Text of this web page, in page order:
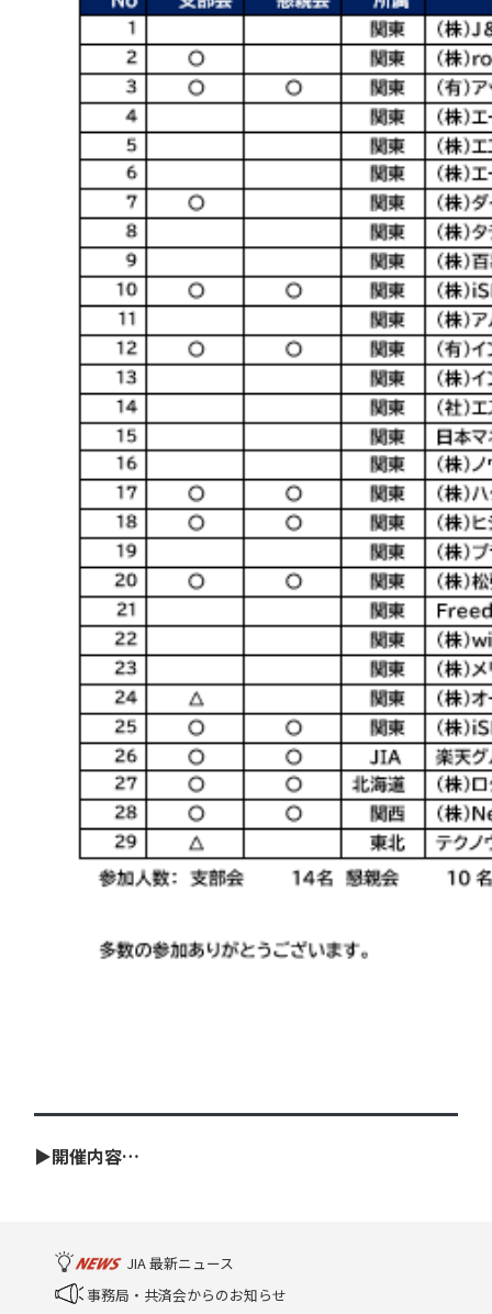
▶開催内容…
JIA 最新ニュース
事務局・共済会からのお知らせ